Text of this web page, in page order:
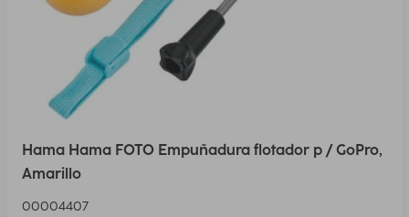
Hama Hama FOTO Empuñadura flotador p / GoPro,
Amarillo
00004407